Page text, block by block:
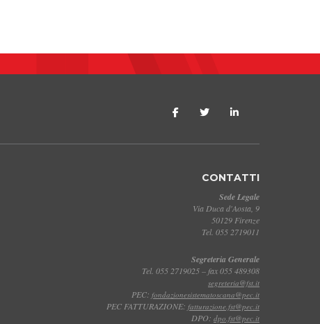
CONTATTI
Sede Legale
Via Duca d'Aosta, 9
50129 Firenze
Tel. 055 2719011
Segreteria Generale
Tel. 055 2719025 – fax 055 489308
segreteria@fst.it
PEC: fondazionesistematoscana@pec.it
PEC FATTURAZIONE: fatturazione.fst@pec.it
DPO: dpo.fst@pec.it